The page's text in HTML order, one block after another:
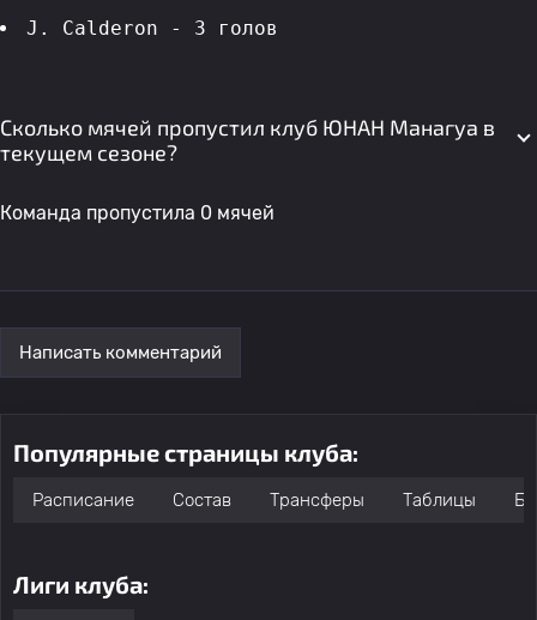
J. Calderon - 3 голов
Сколько мячей пропустил клуб ЮНАН Манагуа в
текущем сезоне?
Команда пропустила 0 мячей
Написать комментарий
Популярные страницы клуба:
Расписание Состав Трансферы Таблицы
Лиги клуба: